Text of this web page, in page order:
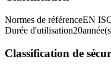
Normes de référenceEN
Durée d'utilisation20
Classification de